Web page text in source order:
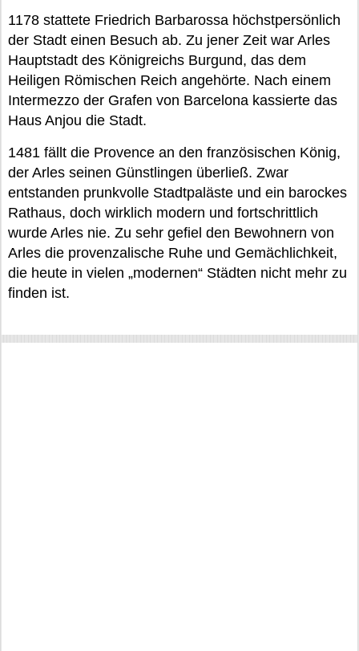
1178 stattete Friedrich Barbarossa höchstpersönlich
der Stadt einen Besuch ab. Zu jener Zeit war Arles
Hauptstadt des Königreichs Burgund, das dem
Heiligen Römischen Reich angehörte. Nach einem
Intermezzo der Grafen von Barcelona kassierte das
Haus Anjou die Stadt.
1481 fällt die Provence an den französischen König,
der Arles seinen Günstlingen überließ. Zwar
entstanden prunkvolle Stadtpaläste und ein barockes
Rathaus, doch wirklich modern und fortschrittlich
wurde Arles nie. Zu sehr gefiel den Bewohnern von
Arles die provenzalische Ruhe und Gemächlichkeit,
die heute in vielen „modernen“ Städten nicht mehr zu
finden ist.